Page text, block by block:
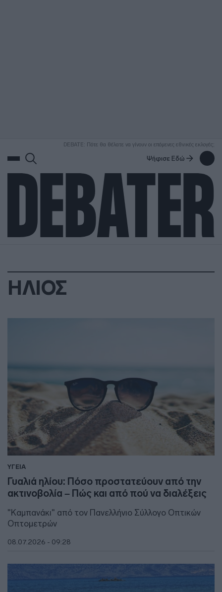
DEBATE: Πότε θα θέλατε να γίνουν οι επόμενες εθνικές εκλογές;
Ψήφισε Εδώ
ΗΛΙΟΣ
ΥΓΕΙΑ
Γυαλιά ηλίου: Πόσο προστατεύουν από την
ακτινοβολία – Πώς και από πού να διαλέξεις
"Καμπανάκι" από τον Πανελλήνιο Σύλλογο Οπτικών
Οπτομετρών
08.07.2026 - 09:28